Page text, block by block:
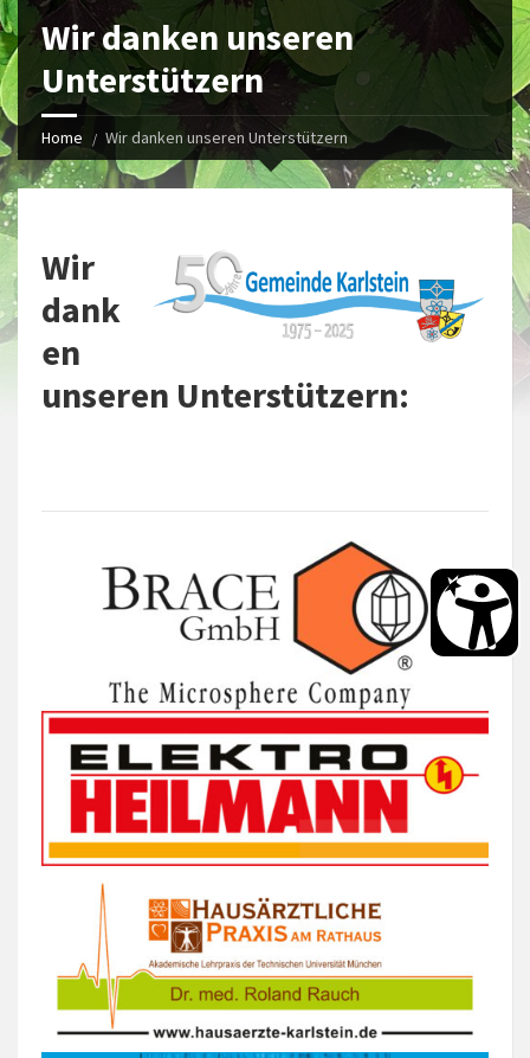
Wir danken unseren
Unterstützern
Home Wir danken unseren Unterstützern
Wir
dank
en
unseren Unterstützern: